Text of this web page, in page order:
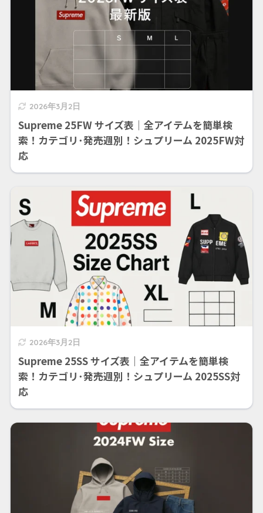
2026年3月2日
Supreme 25FW サイズ表｜全アイテムを簡単検
索！カテゴリ･発売週別！シュプリーム 2025FW対
応
2026年3月2日
Supreme 25SS サイズ表｜全アイテムを簡単検
索！カテゴリ･発売週別！シュプリーム 2025SS対
応